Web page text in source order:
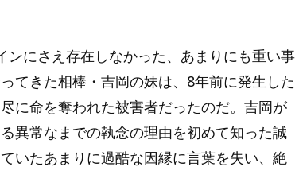
にさえ存在しなかった、あまりにも重い事
てきた相棒・吉岡の妹は、8年前に発生した
に命を奪われた被害者だったのだ。吉岡が
異常なまでの執念の理由を初めて知った誠
いたあまりに過酷な因縁に言葉を失い、絶